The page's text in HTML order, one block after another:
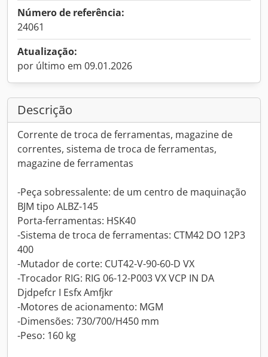
Número de referência:
24061
Atualização:
por último em 09.01.2026
Descrição
Corrente de troca de ferramentas, magazine de
correntes, sistema de troca de ferramentas,
magazine de ferramentas
-Peça sobressalente: de um centro de maquinação
BJM tipo ALBZ-145
Porta-ferramentas: HSK40
-Sistema de troca de ferramentas: CTM42 DO 12P3
400
-Mutador de corte: CUT42-V-90-60-D VX
-Trocador RIG: RIG 06-12-P003 VX VCP IN DA
Djdpefcr I Esfx Amfjkr
-Motores de acionamento: MGM
-Dimensões: 730/700/H450 mm
-Peso: 160 kg